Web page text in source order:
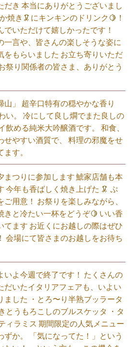
だき 本当にありがとうございまし
焼き🦑にキンキンのドリンク🍋！
いただけて嬉しかったです！
一言や、皆さんの楽しそうな姿に
をもらいました️ お立ち寄りいただ
祭り関係者の皆さま、ありがとう
山」 超辛口特有の穏やかな香り
い。 冷にして良し燗でまた良しの
飲める純米大吟醸酒です。 和食、
せやすい酒質で、 料理の邪魔をせ
す。
まつりに参加します 鯱家店舗も本
今年も香ばしく焼き上げた 🦑 ぷ
用意！ お祭りを楽しみながら、
きと冷たい一杯をどうぞ🍋 いい香
てます お近くにお越しの際はぜひ
会場にて皆さまのお越しをお待ち
いよ今週で終了です！ たくさんの
だいたイタリアフェアも、いよい
ました ・とろ〜り半熟ブッラータ
とうもろこしのブルスケッタ ・タ
ィラミス 期間限定の人気メニュー
ずか。 「気になってた！」という